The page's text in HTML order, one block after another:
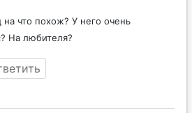
что похож? У него очень
На любителя?